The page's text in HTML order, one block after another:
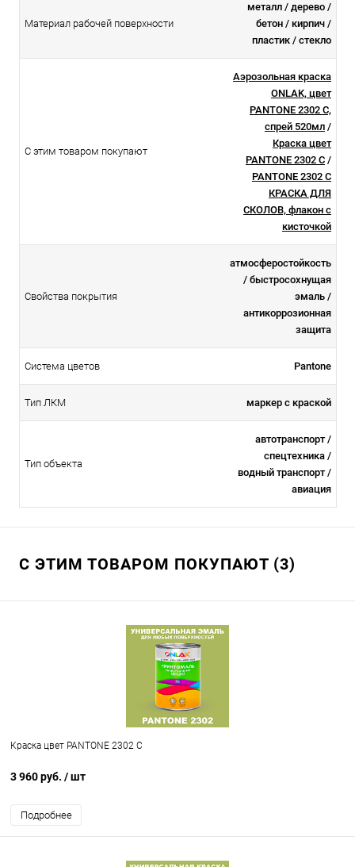
Материал рабочей поверхности
металл / дерево /
бетон / кирпич /
пластик / стекло
С этим товаром покупают
Аэрозольная краска
ONLAK, цвет
PANTONE 2302 C,
спрей 520мл /
Краска цвет
PANTONE 2302 C /
PANTONE 2302 C
КРАСКА ДЛЯ
СКОЛОВ, флакон с
кисточкой
Свойства покрытия
атмосферостойкоcть
/ быстросохнущая
эмаль /
антикоррозионная
защита
Система цветов Pantone
Тип ЛКМ маркер с краской
Тип объекта
автотранспорт /
спецтехника /
водный транспорт /
авиация
С ЭТИМ ТОВАРОМ ПОКУПАЮТ (3)
Краска цвет PANTONE 2302 C
3 960 руб. / шт
Подробнее